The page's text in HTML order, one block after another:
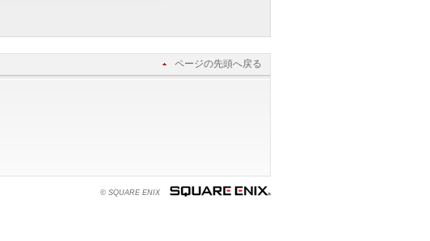
ページの先頭へ戻る
© SQUARE ENIX